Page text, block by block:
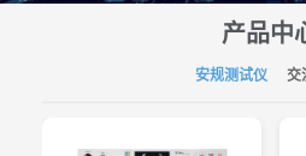
产品中
安规测试仪 交